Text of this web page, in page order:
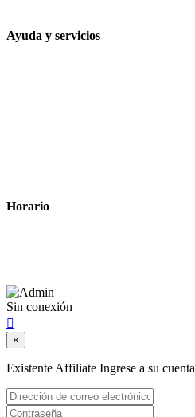
Ayuda y servicios
Horario
Sin conexión

×
Existente Affiliate Ingrese a su cuenta